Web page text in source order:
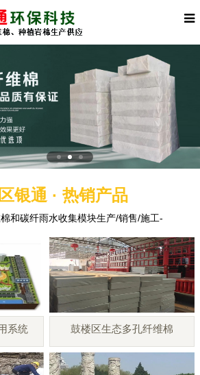
银通 · 热销产品
和碳纤雨水收集模块生产/销售/施工-
系统 鼓楼区生态多孔纤维棉